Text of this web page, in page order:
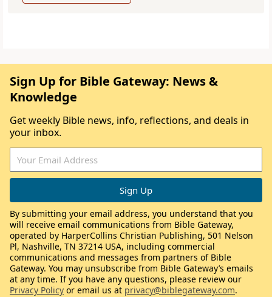
Sign Up for Bible Gateway: News &
Knowledge
Get weekly Bible news, info, reflections, and deals in
your inbox.
By submitting your email address, you understand that you
will receive email communications from Bible Gateway,
operated by HarperCollins Christian Publishing, 501 Nelson
Pl, Nashville, TN 37214 USA, including commercial
communications and messages from partners of Bible
Gateway. You may unsubscribe from Bible Gateway’s emails
at any time. If you have any questions, please review our
Privacy Policy or email us at privacy@biblegateway.com.